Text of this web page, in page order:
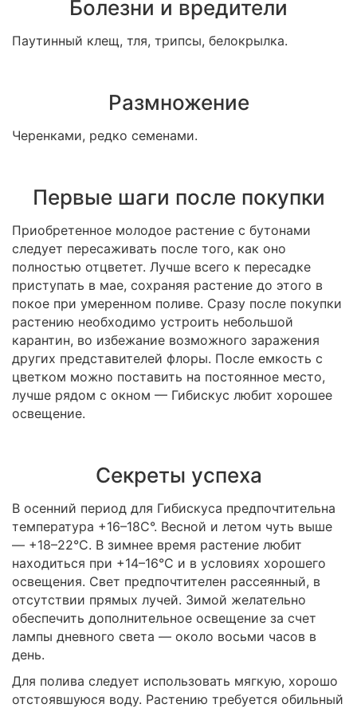
Болезни и вредители
Паутинный клещ, тля, трипсы, белокрылка.
Размножение
Черенками, редко семенами.
Первые шаги после покупки
Приобретенное молодое растение с бутонами
следует пересаживать после того, как оно
полностью отцветет. Лучше всего к пересадке
приступать в мае, сохраняя растение до этого в
покое при умеренном поливе. Сразу после покупки
растению необходимо устроить небольшой
карантин, во избежание возможного заражения
других представителей флоры. После емкость с
цветком можно поставить на постоянное место,
лучше рядом с окном — Гибискус любит хорошее
освещение.
Секреты успеха
В осенний период для Гибискуса предпочтительна
температура +16–18С°. Весной и летом чуть выше
— +18–22°С. В зимнее время растение любит
находиться при +14–16°С и в условиях хорошего
освещения. Свет предпочтителен рассеянный, в
отсутствии прямых лучей. Зимой желательно
обеспечить дополнительное освещение за счет
лампы дневного света — около восьми часов в
день.
Для полива следует использовать мягкую, хорошо
отстоявшуюся воду. Растению требуется обильный